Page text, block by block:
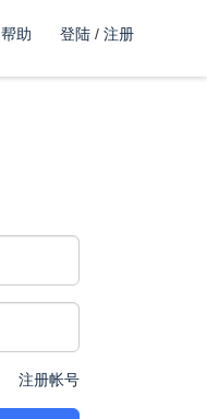
帮助 登陆 / 注册
注册帐号